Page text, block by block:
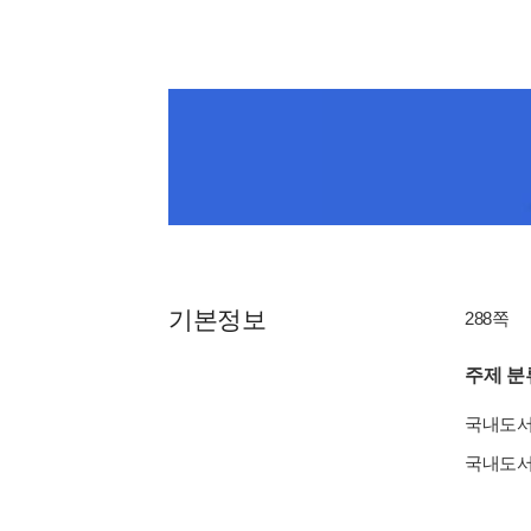
기본정보 288쪽
주제 분
국내도
국내도